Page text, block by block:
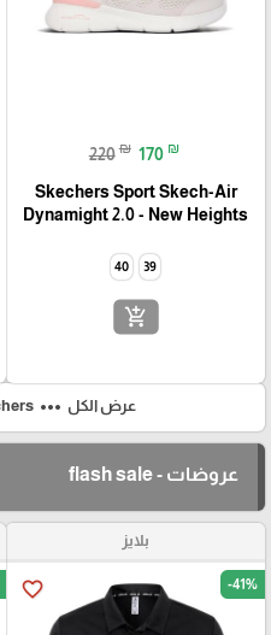
220 ₪ 170 ₪
Skechers Sport Skech-Air
Dynamight 2.0 - New Heights
39
40
add_shopping_cart
عرض الكل more_horiz
عروضات - flash sale
بلايز
favorite_border -41%